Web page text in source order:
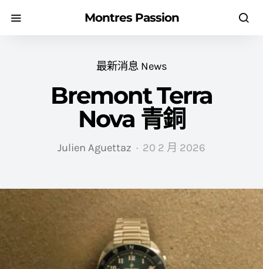
Montres Passion
最新消息 News
Bremont Terra
Nova 青銅
Julien Aguettaz 20 2 月 2026